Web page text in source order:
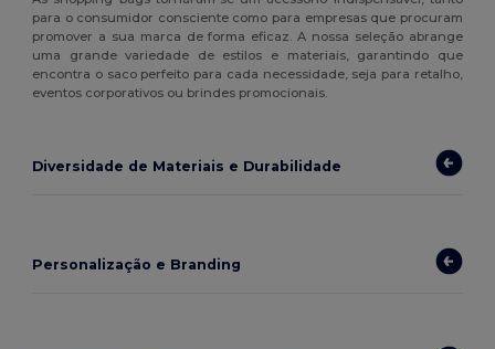
para o consumidor consciente como para empresas que procuram
promover a sua marca de forma eficaz. A nossa seleção abrange
uma grande variedade de estilos e materiais, garantindo que
encontra o saco perfeito para cada necessidade, seja para retalho,
eventos corporativos ou brindes promocionais.
Diversidade de Materiais e Durabilidade
Personalização e Branding